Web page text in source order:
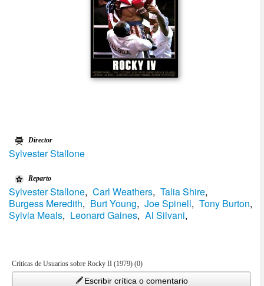
Director
Sylvester Stallone
Reparto
Sylvester Stallone, Carl Weathers, Talia Shire,
Burgess Meredith, Burt Young, Joe Spinell, Tony Burton,
Sylvia Meals, Leonard Gaines, Al Silvani,
Críticas de Usuarios sobre Rocky II (1979) (0)
Escribir crítica o comentario